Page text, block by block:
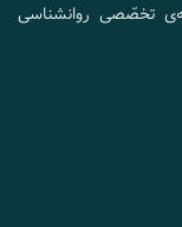
تخصّصی روانشناسی